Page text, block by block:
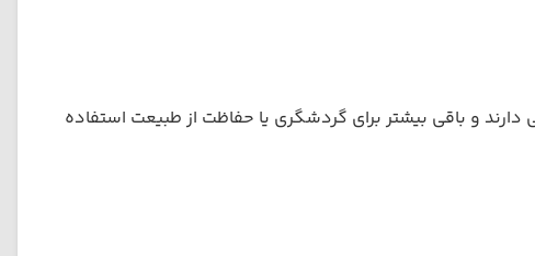
که بعضی مسکونی و بعضی غیرمسکونی‌اند. در مجموع، تنها حدود ۲۰۰ جزیره مسکونی دارند و باقی بیشتر برای گردشگری یا حفاظت از طبیعت استفاده